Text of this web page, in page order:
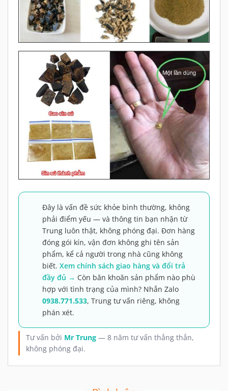
Đây là vấn đề sức khỏe bình thường, không
phải điểm yếu — và thông tin bạn nhận từ
Trung luôn thật, không phóng đại. Đơn hàng
đóng gói kín, vận đơn không ghi tên sản
phẩm, kể cả người trong nhà cũng không
biết. Xem chính sách giao hàng và đổi trả
đầy đủ → Còn băn khoăn sản phẩm nào phù
hợp với tình trạng của mình? Nhắn Zalo
0938.771.533, Trung tư vấn riêng, không
phán xét.
Tư vấn bởi Mr Trung — 8 năm tư vấn thẳng thắn,
không phóng đại.